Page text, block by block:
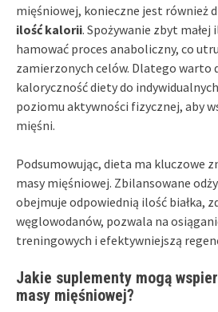
mięśniowej, konieczne jest również
ilość kalorii. Spożywanie zbyt
hamować proces anaboliczny, co
zamierzonych celów. Dlatego warto
kaloryczność diety do
poziomu aktywności fizycznej, aby
mięśni.
Podsumowując, dieta ma kluczowe
masy mięśniowej. Zbilansowane
obejmuje odpowiednią ilość białka,
węglowodanów, pozwala na
treningowych i efektywniejszą
Jakie suplementy mogą
masy mięśniowej?